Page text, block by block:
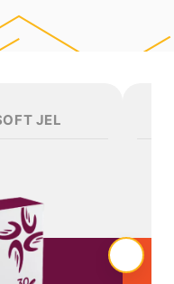
JEL